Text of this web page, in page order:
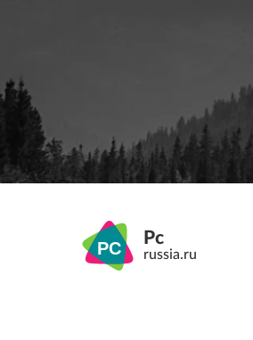
Pc
russia.ru